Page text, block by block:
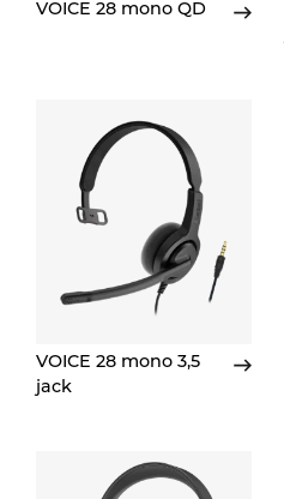
VOICE 28 mono QD
VOICE 28 mono 3,5
jack